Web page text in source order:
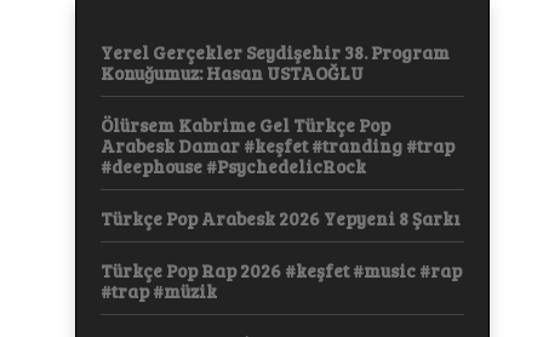
Yerel Gerçekler Seydişehir 38. Program
Konuğumuz: Hasan USTAOĞLU
Ölürsem Kabrime Gel Türkçe Pop
Arabesk Damar #keşfet #tranding #trap
#deephouse #PsychedelicRock
Türkçe Pop Arabesk 2026 Yepyeni 8 Şarkı
Türkçe Pop Rap 2026 #keşfet #music #rap
#trap #müzik